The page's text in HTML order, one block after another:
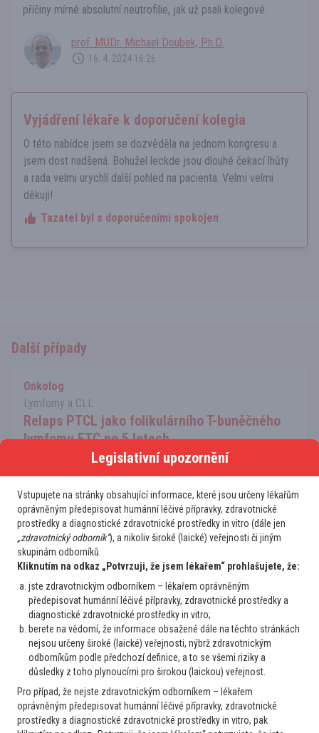
příčiny mírné absolutní neutrofilie, jak už psali kolegové.
prof. MUDr. Michael Doubek, Ph.D.
16. 4. 2024 16:26
Vyjádření lékaře k doporučení kolegia
O této nabídce jsem se dozvěděla na jednom kongresu a
jsem dost nadšená. Bohužel leckde jsou dlouhé čekací lhůty
a rada velmi urychlí další pohled na pacienta. Velmi velmi
děkuji!
Tazatel byl s doporučeními spokojen
Další případy
Onkolog
Lymfomy a CLL
Relaps PTCL jako folikulárního T-buněčného
lymfomu FTC po 5 letech
Dobrý den, prosím o Vaše doporučení dalšího postupu,
pacientka 55 let, artritida na prednisonu 2020 C844
PERIFERNÍ T LYMFOM, NOS, KS IV EB (L tonzila krk bilat P
axila, retroperitoneum, bilat pánev bilat třísla,slezina KD) aa
IPI 1 - 6x CHOEP-21 do 4...
2 30. 7. 2026 Číst více
Praktik
Lymfomy a CLL
Leukocytóza, neutrofilie
Dobrý den, prosím o radu u 54letého pacienta. Při vstupní
prohlídce zachycena leukocytoźa 13,53 10^9/L(4-10),
Neutrofily-abs: 9,23 10^9/L(2-7); Nezralé granulocyty abs.:
0,06 10^9/L, Sedimentace ESR: 50 mm/h(2-37); dále
elevace JT: ALT: 0,92 µkat/L(0...
2 16. 7. 2026 Číst více
Legislativní upozornění
Vstupujete na stránky obsahující informace, které jsou určeny lékařům
oprávněným předepisovat humánní léčivé přípravky, zdravotnické
prostředky a diagnostické zdravotnické prostředky in vitro (dále jen
„zdravotnický odborník“), a nikoliv široké (laické) veřejnosti či jiným
skupinám odborníků.
Kliknutím na odkaz „Potvrzuji, že jsem lékařem“ prohlašujete, že:
jste zdravotnickým odborníkem – lékařem oprávněným
předepisovat humánní léčivé přípravky, zdravotnické prostředky a
diagnostické zdravotnické prostředky in vitro;
berete na vědomí, že informace obsažené dále na těchto stránkách
nejsou určeny široké (laické) veřejnosti, nýbrž zdravotnickým
odborníkům podle předchozí definice, a to se všemi riziky a
důsledky z toho plynoucími pro širokou (laickou) veřejnost.
Pro případ, že nejste zdravotnickým odborníkem – lékařem
oprávněným předepisovat humánní léčivé přípravky, zdravotnické
prostředky a diagnostické zdravotnické prostředky in vitro, pak